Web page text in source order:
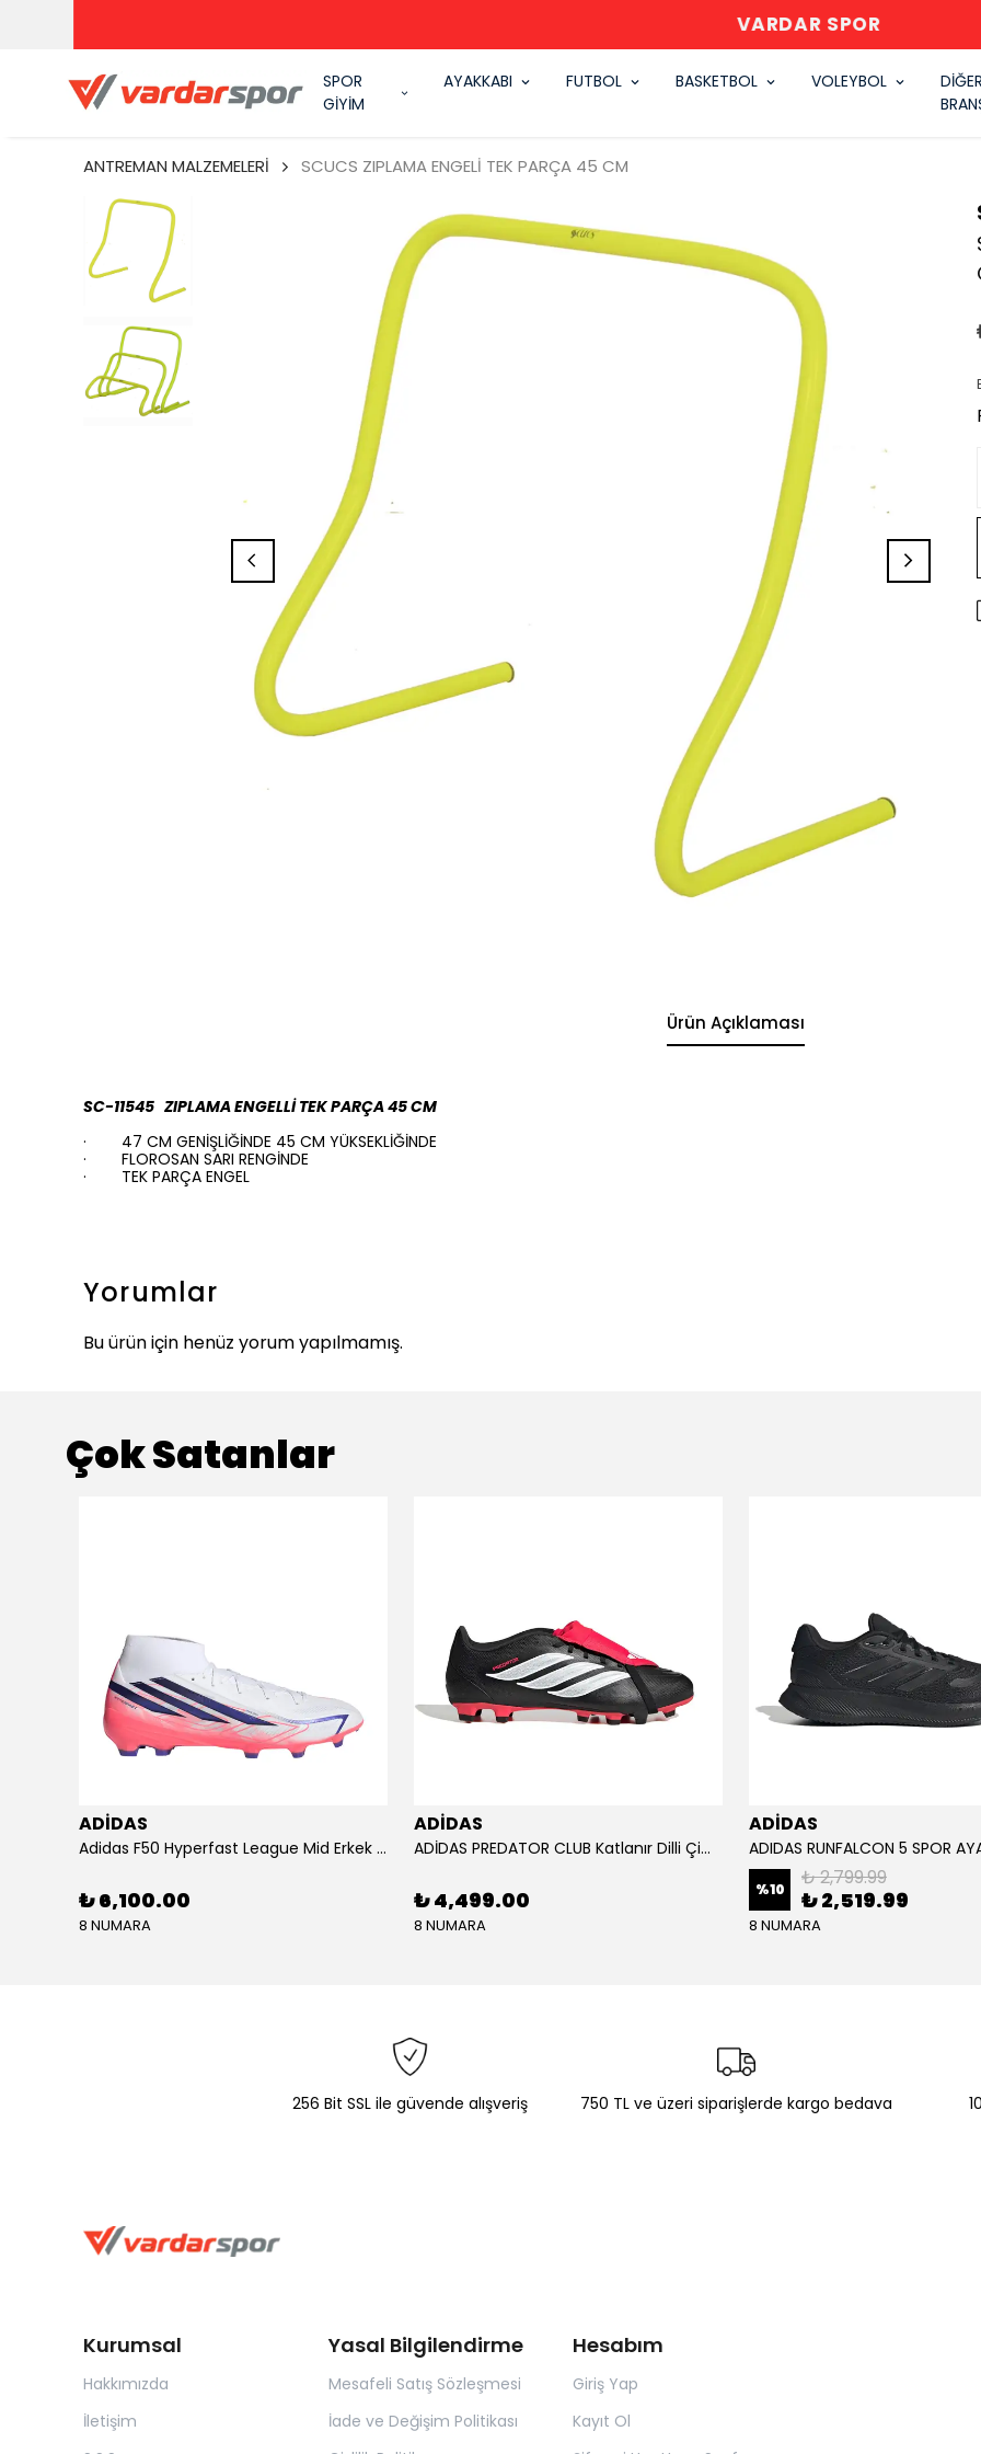
VARDAR SPOR
SPOR
GİYİM
AYAKKABI FUTBOL BASKETBOL VOLEYBOL
DİĞER
ANTREMAN MALZEMELERİ SCUCS ZIPLAMA ENGELİ TEK PARÇA 45 CM
Ürün Açıklaması
SC-11545 ZIPLAMA ENGELLİ TEK PARÇA 45 CM
·
47 CM GENİŞLİĞİNDE 45 CM YÜKSEKLİĞİNDE
·
FLOROSAN SARI RENGİNDE
·
TEK PARÇA ENGEL
Yorumlar
Bu ürün için henüz yorum yapılmamış.
Çok Satanlar
ADİDAS
Adidas F50 Hyperfast League Mid Erkek Krampon (IH7090)
₺ 6,100.00
8 NUMARA
ADİDAS
ADİDAS PREDATOR CLUB Katlanır Dilli Çim Saha/Çoklu Zemin Kramponu JR3330
₺ 4,499.00
8 NUMARA
ADİDAS
%10 ₺ 2,799.99
₺ 2,519.99
8 NUMARA
256 Bit SSL ile güvende alışveriş 750 TL ve üzeri siparişlerde kargo bedava
Kurumsal
Hakkımızda
İletişim
Yasal Bilgilendirme
Mesafeli Satış Sözleşmesi
İade ve Değişim Politikası
Hesabım
Giriş Yap
Kayıt Ol